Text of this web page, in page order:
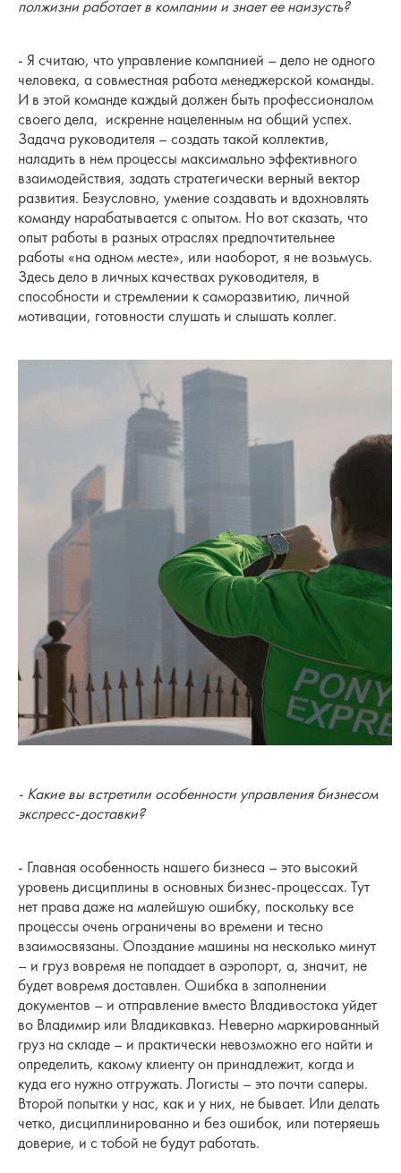
полжизни работает в компании и знает ее наизусть?
- Я считаю, что управление компанией – дело не одного
человека, а совместная работа менеджерской команды.
И в этой команде каждый должен быть профессионалом
своего дела, искренне нацеленным на общий успех.
Задача руководителя – создать такой коллектив,
наладить в нем процессы максимально эффективного
взаимодействия, задать стратегически верный вектор
развития. Безусловно, умение создавать и вдохновлять
команду нарабатывается с опытом. Но вот сказать, что
опыт работы в разных отраслях предпочтительнее
работы «на одном месте», или наоборот, я не возьмусь.
Здесь дело в личных качествах руководителя, в
способности и стремлении к саморазвитию, личной
мотивации, готовности слушать и слышать коллег.
- Какие вы встретили особенности управления бизнесом
экспресс-доставки?
- Главная особенность нашего бизнеса – это высокий
уровень дисциплины в основных бизнес-процессах. Тут
нет права даже на малейшую ошибку, поскольку все
процессы очень ограничены во времени и тесно
взаимосвязаны. Опоздание машины на несколько минут
– и груз вовремя не попадает в аэропорт, а, значит, не
будет вовремя доставлен. Ошибка в заполнении
документов – и отправление вместо Владивостока уйдет
во Владимир или Владикавказ. Неверно маркированный
груз на складе – и практически невозможно его найти и
определить, какому клиенту он принадлежит, когда и
куда его нужно отгружать. Логисты – это почти саперы.
Второй попытки у нас, как и у них, не бывает. Или делать
четко, дисциплинированно и без ошибок, или потеряешь
доверие, и с тобой не будут работать.